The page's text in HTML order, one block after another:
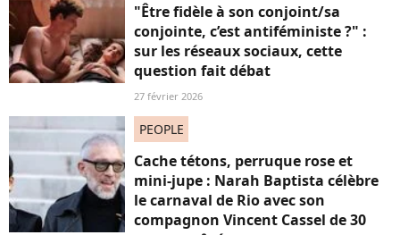
"Être fidèle à son conjoint/sa
conjointe, c’est antiféministe ?" :
sur les réseaux sociaux, cette
question fait débat
27 février 2026
PEOPLE
Cache tétons, perruque rose et
mini-jupe : Narah Baptista célèbre
le carnaval de Rio avec son
compagnon Vincent Cassel de 30